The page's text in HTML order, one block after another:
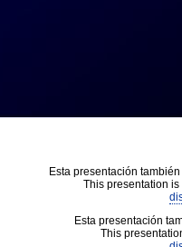
Esta presentación
This presentation
Esta presentación
This